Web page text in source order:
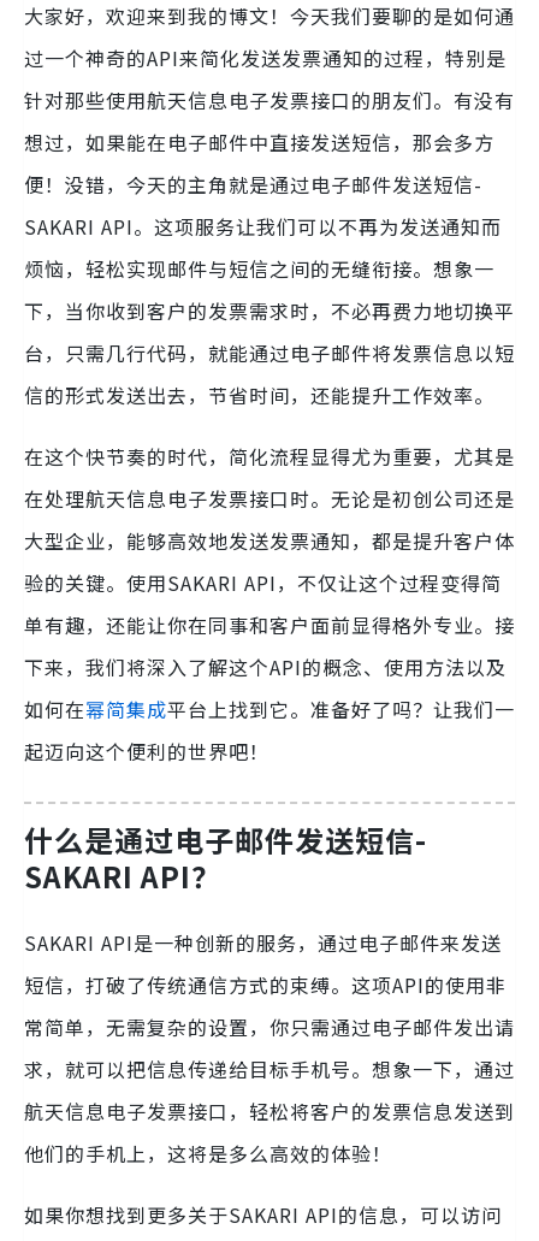
大家好，欢迎来到我的博文！今天我们要聊的是如何通
过一个神奇的API来简化发送发票通知的过程，特别是
针对那些使用航天信息电子发票接口的朋友们。有没有
想过，如果能在电子邮件中直接发送短信，那会多方
便！没错，今天的主角就是通过电子邮件发送短信-
SAKARI API。这项服务让我们可以不再为发送通知而
烦恼，轻松实现邮件与短信之间的无缝衔接。想象一
下，当你收到客户的发票需求时，不必再费力地切换平
台，只需几行代码，就能通过电子邮件将发票信息以短
信的形式发送出去，节省时间，还能提升工作效率。
在这个快节奏的时代，简化流程显得尤为重要，尤其是
在处理航天信息电子发票接口时。无论是初创公司还是
大型企业，能够高效地发送发票通知，都是提升客户体
验的关键。使用SAKARI API，不仅让这个过程变得简
单有趣，还能让你在同事和客户面前显得格外专业。接
下来，我们将深入了解这个API的概念、使用方法以及
如何在幂简集成平台上找到它。准备好了吗？让我们一
起迈向这个便利的世界吧！
什么是通过电子邮件发送短信-
SAKARI API？
SAKARI API是一种创新的服务，通过电子邮件来发送
短信，打破了传统通信方式的束缚。这项API的使用非
常简单，无需复杂的设置，你只需通过电子邮件发出请
求，就可以把信息传递给目标手机号。想象一下，通过
航天信息电子发票接口，轻松将客户的发票信息发送到
他们的手机上，这将是多么高效的体验！
如果你想找到更多关于SAKARI API的信息，可以访问